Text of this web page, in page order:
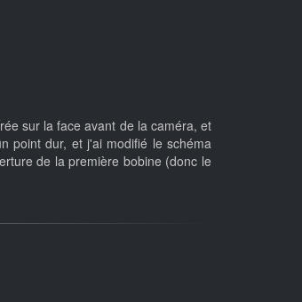
sur la face avant de la caméra, et
point dur, et j'ai modifié le schéma
de la première bobine (donc le